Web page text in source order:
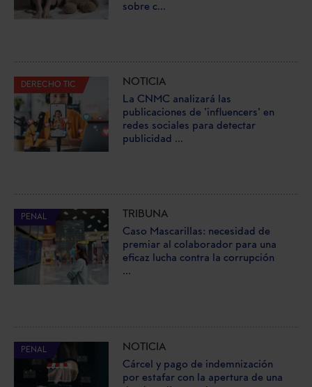
sobre c...
DERECHO TIC
NOTICIA
La CNMC analizará las
publicaciones de 'influencers' en
redes sociales para detectar
publicidad ...
PENAL
TRIBUNA
Caso Mascarillas: necesidad de
premiar al colaborador para una
eficaz lucha contra la corrupción
...
PENAL
NOTICIA
Cárcel y pago de indemnización
por estafar con la apertura de una